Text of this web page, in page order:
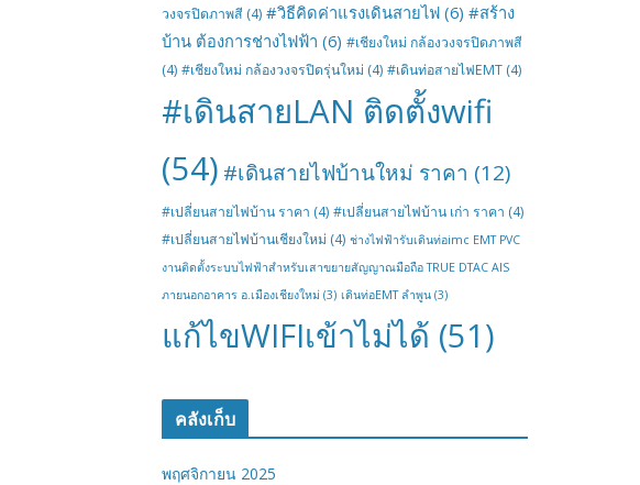
วงจรปิดภาพสี (4) #วิธีคิดค่าแรงเดินสายไฟ (6) #สร้าง
บ้าน ต้องการช่างไฟฟ้า (6) #เชียงใหม่ กล้องวงจรปิดภาพสี
(4) #เชียงใหม่ กล้องวงจรปิดรุ่นใหม่ (4) #เดินท่อสายไฟEMT (4)
#เดินสายLAN ติดตั้งwifi
(54) #เดินสายไฟบ้านใหม่ ราคา (12)
#เปลี่ยนสายไฟบ้าน ราคา (4) #เปลี่ยนสายไฟบ้าน เก่า ราคา (4)
#เปลี่ยนสายไฟบ้านเชียงใหม่ (4) ช่างไฟฟ้ารับเดินท่อimc EMT PVC
งานติดตั้งระบบไฟฟ้าสำหรับเสาขยายสัญญาณมือถือ TRUE DTAC AIS
ภายนอกอาคาร อ.เมืองเชียงใหม่ (3) เดินท่อEMT ลำพูน (3)
แก้ไขWIFIเข้าไม่ได้ (51)
คลังเก็บ
พฤศจิกายน 2025